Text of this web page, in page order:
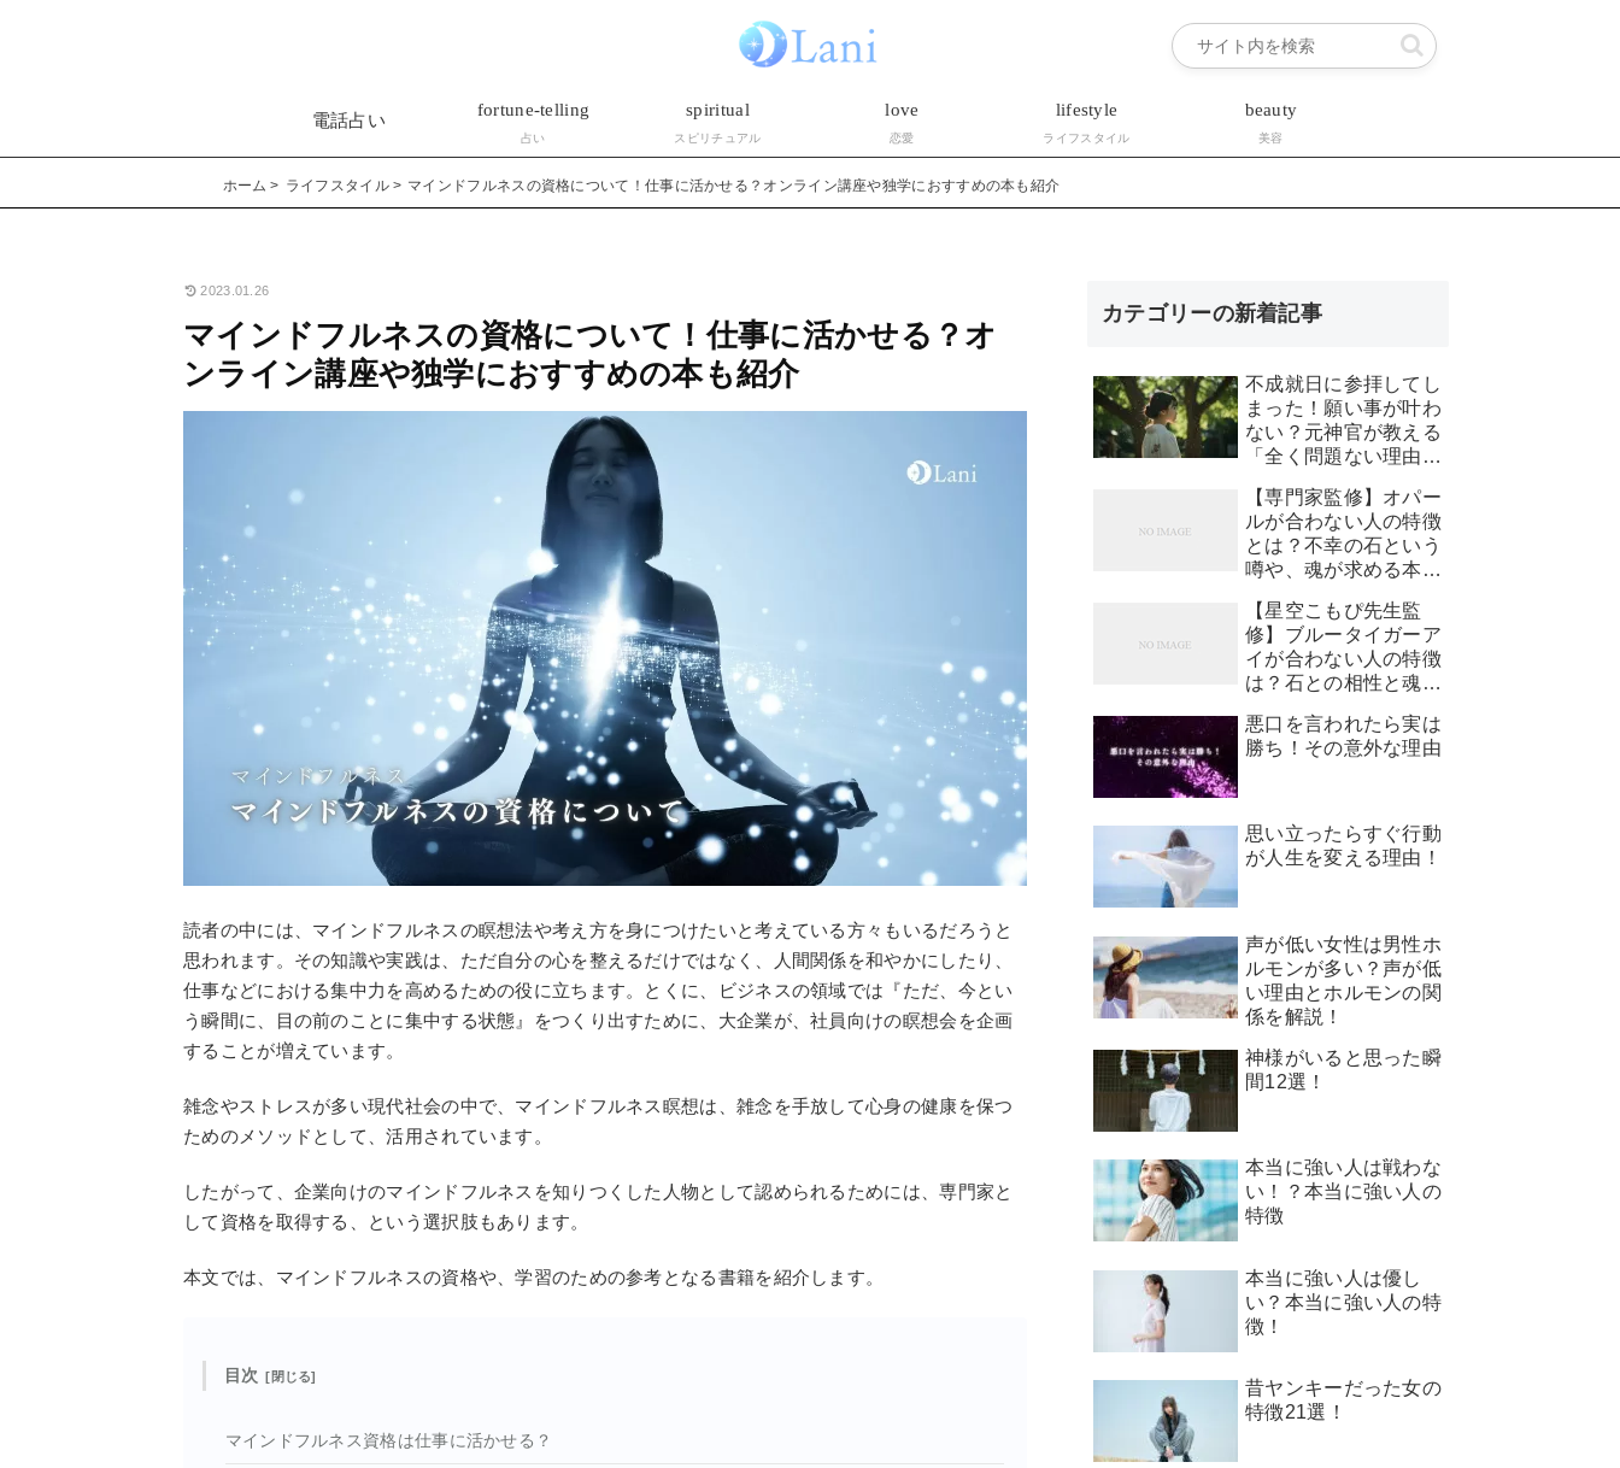
電話占い
fortune-telling
占い
spiritual
スピリチュアル
love
恋愛
lifestyle
ライフスタイル
beauty
美容
ホーム ライフスタイル マインドフルネスの資格について！仕事に活かせる？オンライン講座や独学におすすめの本も紹介
2023.01.26
マインドフルネスの資格について！仕事に活かせる？オ
ンライン講座や独学におすすめの本も紹介
読者の中には、マインドフルネスの瞑想法や考え方を身につけたいと考えている方々もいるだろうと
思われます。その知識や実践は、ただ自分の心を整えるだけではなく、人間関係を和やかにしたり、
仕事などにおける集中力を高めるための役に立ちます。とくに、ビジネスの領域では『ただ、今とい
う瞬間に、目の前のことに集中する状態』をつくり出すために、大企業が、社員向けの瞑想会を企画
することが増えています。
雑念やストレスが多い現代社会の中で、マインドフルネス瞑想は、雑念を手放して心身の健康を保つ
ためのメソッドとして、活用されています。
したがって、企業向けのマインドフルネスを知りつくした人物として認められるためには、専門家と
して資格を取得する、という選択肢もあります。
本文では、マインドフルネスの資格や、学習のための参考となる書籍を紹介します。
目次
マインドフルネス資格は仕事に活かせる？
カテゴリーの新着記事
不成就日に参拝してし
まった！願い事が叶わ
ない？元神官が教える
「全く問題ない理由」
【専門家監修】オパー
ルが合わない人の特徴
とは？不幸の石という
噂や、魂が求める本当
【星空こもぴ先生監
修】ブルータイガーア
イが合わない人の特徴
は？石との相性と魂が
悪口を言われたら実は
勝ち！その意外な理由
思い立ったらすぐ行動
が人生を変える理由！
声が低い女性は男性ホ
ルモンが多い？声が低
い理由とホルモンの関
係を解説！
神様がいると思った瞬
間12選！
本当に強い人は戦わな
い！？本当に強い人の
特徴
本当に強い人は優し
い？本当に強い人の特
徴！
昔ヤンキーだった女の
特徴21選！